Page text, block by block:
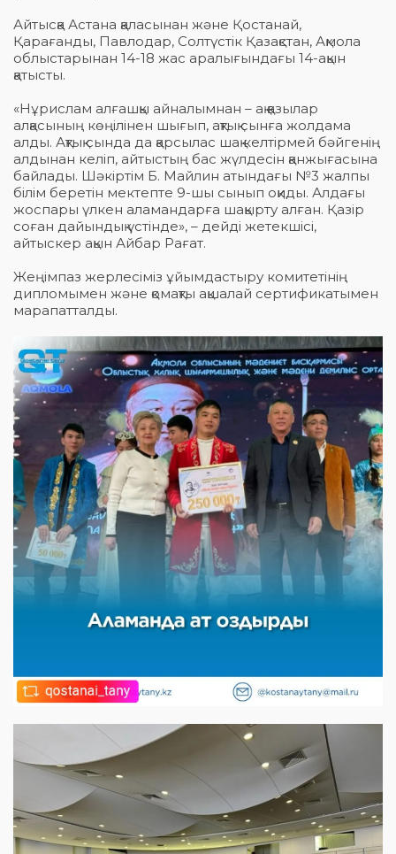
Айтысқа Астана қаласынан және Қостанай,
Қарағанды, Павлодар, Солтүстік Қазақстан, Ақмола
облыстарынан 14-18 жас аралығындағы 14-ақын
қатысты.
«Нұрислам алғашқы айналымнан – ақ қазылар
алқасының көңілінен шығып, ақтық сынға жолдама
алды. Ақтық сында да қарсылас шақ келтірмей бәйгенің
алдынан келіп, айтыстың бас жүлдесін қанжығасына
байлады. Шәкіртім Б. Майлин атындағы №3 жалпы
білім беретін мектепте 9-шы сынып оқиды. Алдағы
жоспары үлкен аламандарға шақырту алған. Қазір
соған дайындық үстінде», – дейді жетекшісі,
айтыскер ақын Айбар Рағат.
Жеңімпаз жерлесіміз ұйымдастыру комитетінің
дипломымен және қомақты ақшалай сертификатымен
марапатталды.